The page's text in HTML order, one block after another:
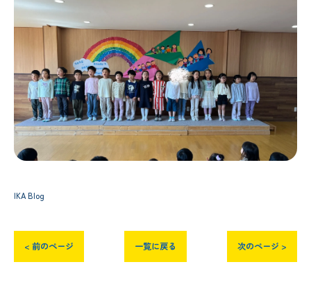
IKA Blog
< 前のページ 一覧に戻る 次のページ >